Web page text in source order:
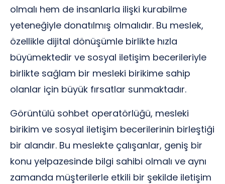
olmalı hem de insanlarla ilişki kurabilme
yeteneğiyle donatılmış olmalıdır. Bu meslek,
özellikle dijital dönüşümle birlikte hızla
büyümektedir ve sosyal iletişim becerileriyle
birlikte sağlam bir mesleki birikime sahip
olanlar için büyük fırsatlar sunmaktadır.
Görüntülü sohbet operatörlüğü, mesleki
birikim ve sosyal iletişim becerilerinin birleştiği
bir alandır. Bu meslekte çalışanlar, geniş bir
konu yelpazesinde bilgi sahibi olmalı ve aynı
zamanda müşterilerle etkili bir şekilde iletişim